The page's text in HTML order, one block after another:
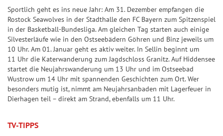
a
n
c
e
ff
e
r
b
il
a
n
z
p
l
a
n
e
n
S
p
i
e
l
Sportlich geht es ins neue Jahr: Am 31. Dezember empfangen die
Rostock Seawolves in der Stadthalle den FC Bayern zum Spitzenspiel
in der Basketball-Bundesliga. Am gleichen Tag starten auch einige
Silvesterläufe wie in den Ostseebädern Göhren und Binz jeweils um
10 Uhr. Am 01. Januar geht es aktiv weiter. In Sellin beginnt um
11 Uhr die Katerwanderung zum Jagdschloss Granitz. Auf Hiddensee
startet die Neujahrswanderung um 13 Uhr und im Ostseebad
Wustrow um 14 Uhr mit spannenden Geschichten zum Ort. Wer
besonders mutig ist, nimmt am Neujahrsanbaden mit Lagerfeuer in
Dierhagen teil – direkt am Strand, ebenfalls um 11 Uhr.
TV-TIPPS